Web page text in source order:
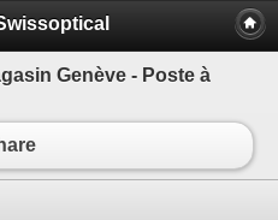
Genève - Poste à